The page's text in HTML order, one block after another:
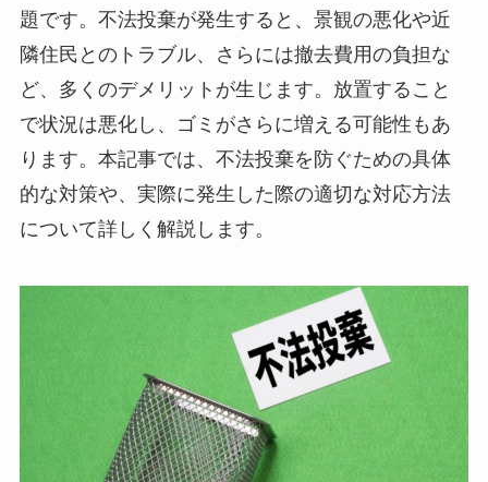
題です。不法投棄が発生すると、景観の悪化や近
隣住民とのトラブル、さらには撤去費用の負担な
ど、多くのデメリットが生じます。放置すること
で状況は悪化し、ゴミがさらに増える可能性もあ
ります。本記事では、不法投棄を防ぐための具体
的な対策や、実際に発生した際の適切な対応方法
について詳しく解説します。